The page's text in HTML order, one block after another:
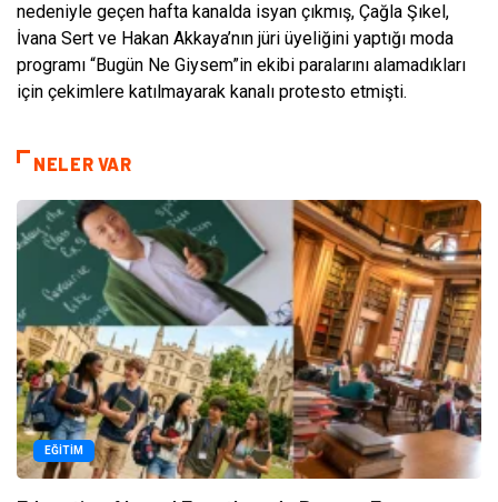
nedeniyle geçen hafta kanalda isyan çıkmış, Çağla Şıkel,
İvana Sert ve Hakan Akkaya’nın jüri üyeliğini yaptığı moda
programı “Bugün Ne Giysem”in ekibi paralarını alamadıkları
için çekimlere katılmayarak kanalı protesto etmişti.
NELER VAR
EĞITIM